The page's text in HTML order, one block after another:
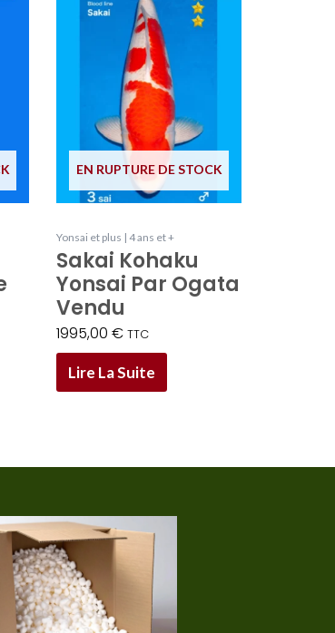
EN RUPTURE DE STOCK
Yonsai et plus | 4 ans et +
Sakai Kohaku
Yonsai Par Ogata
Vendu
1995,00€ TTC
Lire La Suite